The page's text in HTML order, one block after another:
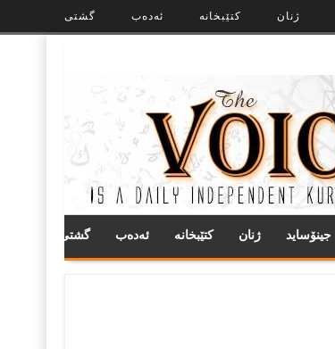
گشتی ئەدەب کتێبخانە ژنان
گشتی ئەدەب کتێبخانە ژنان جینۆساید